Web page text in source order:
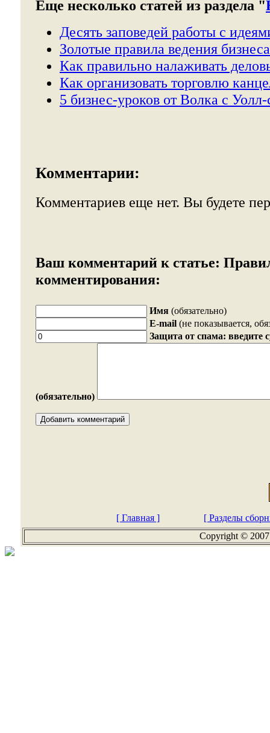
Еще несколько статей из раздела "
Десять заповедей работы с
Золотые правила ведения
Как правильно налаживать
Как организовать торговлю
5 бизнес-уроков от Волка с Уолл-
Комментарии:
Комментариев еще нет. Вы будете
Ваш комментарий к статье:
комментирования:
Имя (обязательно)
E-mail (не показывается,
Защита от спама: введите
(обязательно)
[ Главная ]
[ Разделы
Copyright ©